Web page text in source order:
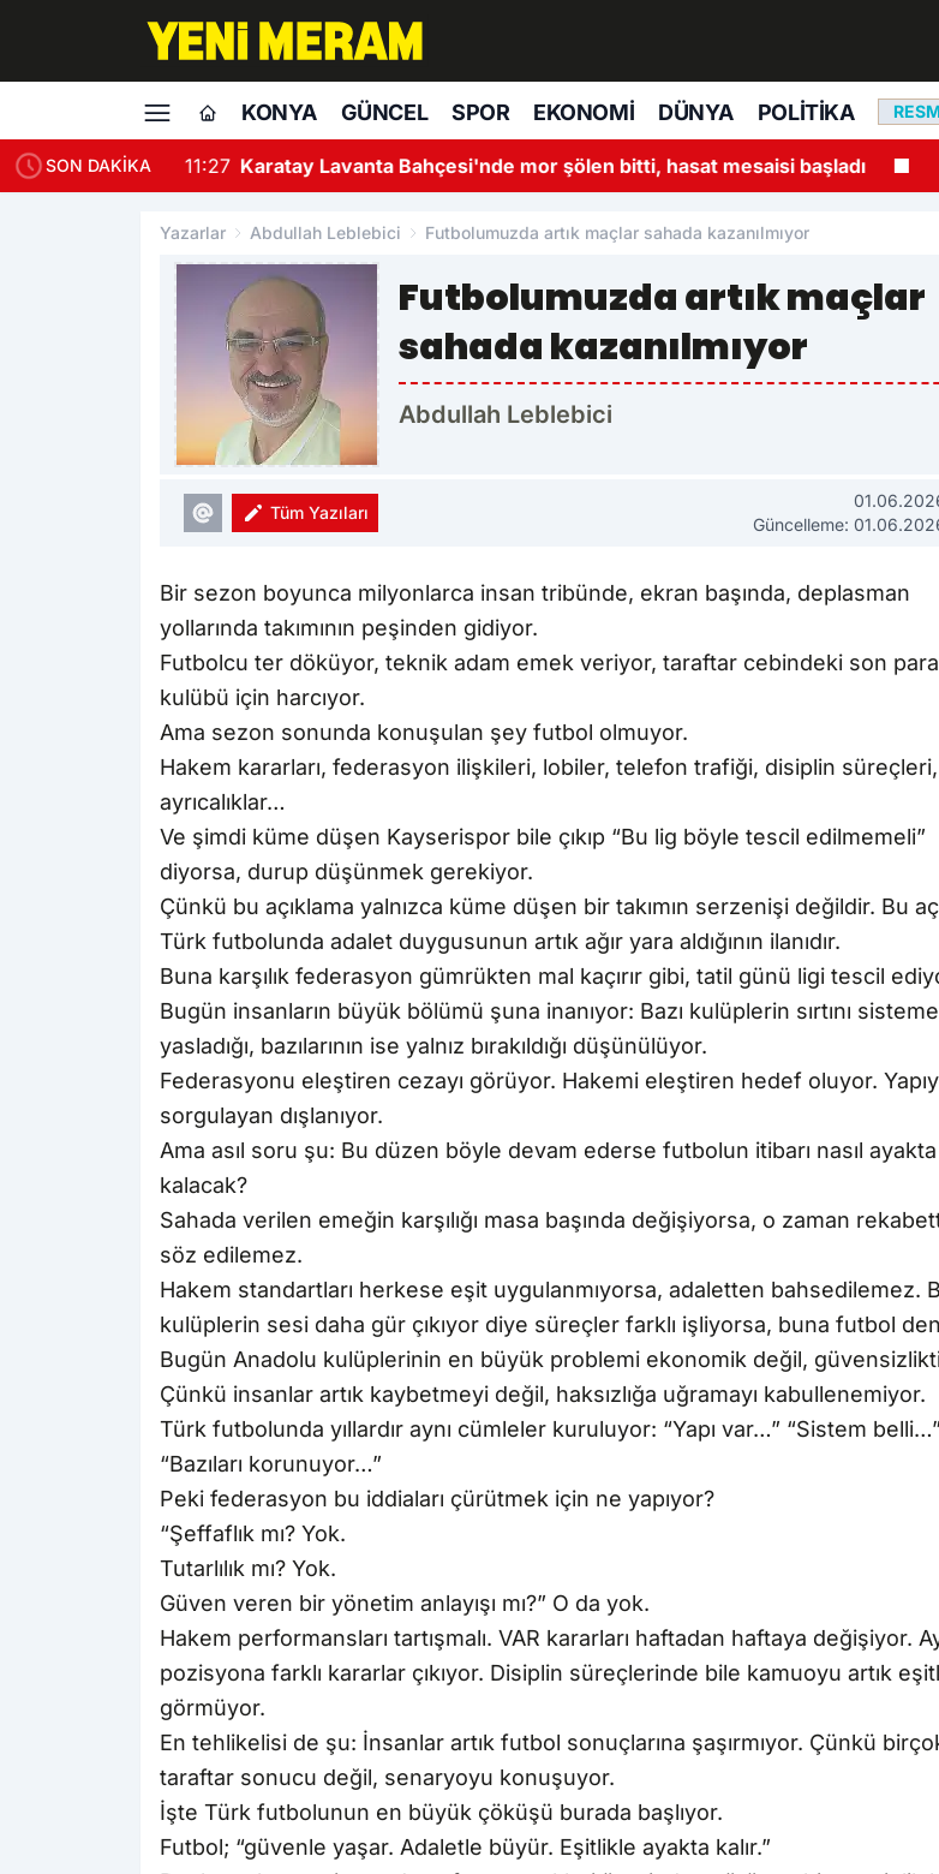
KONYA GÜNCEL SPOR EKONOMI DÜNYA POLITIKA
SON DAKİKA 11:27 Karatay Lavanta Bahçesi'nde mor şölen bitti, hasat mesaisi başladı
Yazarlar Abdullah Leblebici Futbolumuzda artık maçlar sahada kazanılmıyor
Futbolumuzda artık maçlar
sahada kazanılmıyor
Abdullah Leblebici
Tüm Yazıları
Güncelleme:
Bir sezon boyunca milyonlarca insan tribünde, ekran başında, deplasman
yollarında takımının peşinden gidiyor.
Futbolcu ter döküyor, teknik adam emek veriyor, taraftar cebindeki son
kulübü için harcıyor.
Ama sezon sonunda konuşulan şey futbol olmuyor.
Hakem kararları, federasyon ilişkileri, lobiler, telefon trafiği, disiplin süreçleri,
ayrıcalıklar…
Ve şimdi küme düşen Kayserispor bile çıkıp “Bu lig böyle tescil edilmemeli”
diyorsa, durup düşünmek gerekiyor.
Çünkü bu açıklama yalnızca küme düşen bir takımın serzenişi değildir. Bu
Türk futbolunda adalet duygusunun artık ağır yara aldığının ilanıdır.
Buna karşılık federasyon gümrükten mal kaçırır gibi, tatil günü ligi tescil
Bugün insanların büyük bölümü şuna inanıyor: Bazı kulüplerin sırtını sisteme
yasladığı, bazılarının ise yalnız bırakıldığı düşünülüyor.
Federasyonu eleştiren cezayı görüyor. Hakemi eleştiren hedef oluyor.
sorgulayan dışlanıyor.
Ama asıl soru şu: Bu düzen böyle devam ederse futbolun itibarı nasıl ayakta
kalacak?
Sahada verilen emeğin karşılığı masa başında değişiyorsa, o zaman
söz edilemez.
Hakem standartları herkese eşit uygulanmıyorsa, adaletten bahsedilemez.
kulüplerin sesi daha gür çıkıyor diye süreçler farklı işliyorsa, buna futbol
Bugün Anadolu kulüplerinin en büyük problemi ekonomik değil,
Çünkü insanlar artık kaybetmeyi değil, haksızlığa uğramayı kabullenemiyor.
Türk futbolunda yıllardır aynı cümleler kuruluyor: “Yapı var…” “Sistem belli…”
“Bazıları korunuyor…”
Peki federasyon bu iddiaları çürütmek için ne yapıyor?
“Şeffaflık mı? Yok.
Tutarlılık mı? Yok.
Güven veren bir yönetim anlayışı mı?” O da yok.
Hakem performansları tartışmalı. VAR kararları haftadan haftaya değişiyor.
pozisyona farklı kararlar çıkıyor. Disiplin süreçlerinde bile kamuoyu artık
görmüyor.
En tehlikelisi de şu: İnsanlar artık futbol sonuçlarına şaşırmıyor. Çünkü
taraftar sonucu değil, senaryoyu konuşuyor.
İşte Türk futbolunun en büyük çöküşü burada başlıyor.
Futbol; “güvenle yaşar. Adaletle büyür. Eşitlikle ayakta kalır.”